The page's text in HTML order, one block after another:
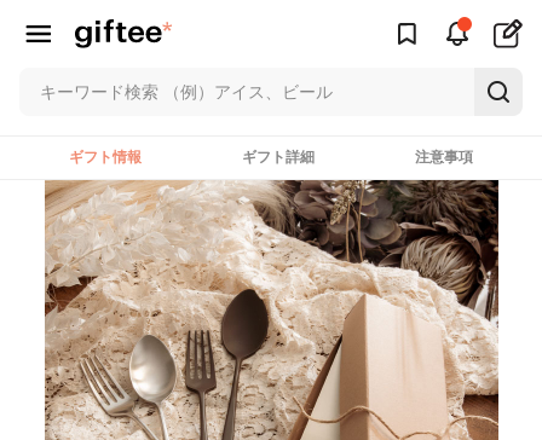
ギフト情報 ギフト詳細 注意事項